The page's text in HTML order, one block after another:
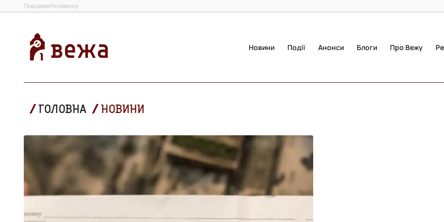
Повідомити новину
Новини Події Анонси Блоги Про Вежу
ГОЛОВНА НОВИНИ